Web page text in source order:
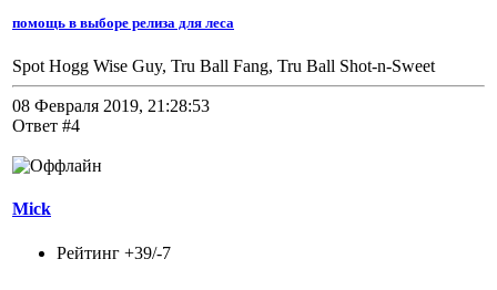
помощь в выборе релиза для леса
Spot Hogg Wise Guy, Tru Ball Fang, Tru Ball Shot-n-Sweet
08 Февраля 2019, 21:28:53
Ответ #4
Mick
Рейтинг +39/-7